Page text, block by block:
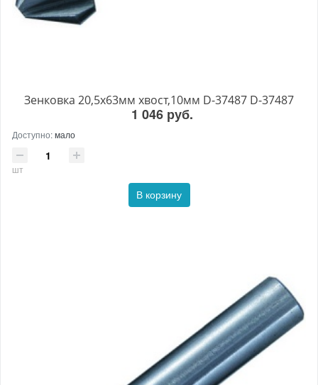
Зенковка 20,5х63мм хвост,10мм D-37487 D-37487
1 046 руб.
Доступно:мало
шт
В корзину